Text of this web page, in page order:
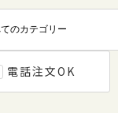
電話注文OK